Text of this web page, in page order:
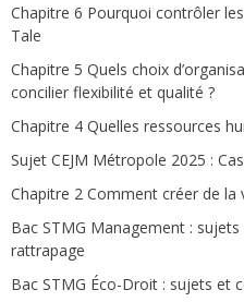
Chapitre 6 Pourquoi contrôler
Tale
Chapitre 5 Quels choix
concilier flexibilité et qualité ?
Chapitre 4 Quelles ressources
Sujet CEJM Métropole 2025 :
Chapitre 2 Comment créer de la
Bac STMG Management :
rattrapage
Bac STMG Éco-Droit : sujets et